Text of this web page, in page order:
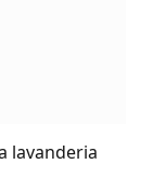
lavanderia